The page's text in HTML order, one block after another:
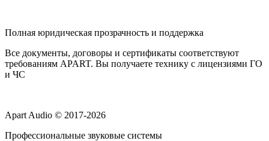
Полная юридическая прозрачность и поддержка
Все документы, договоры и сертификаты соответствуют
требованиям APART. Вы получаете технику с лицензиями ГО
и ЧС
Apart Audio © 2017-2026
Профессиональные звуковые системы